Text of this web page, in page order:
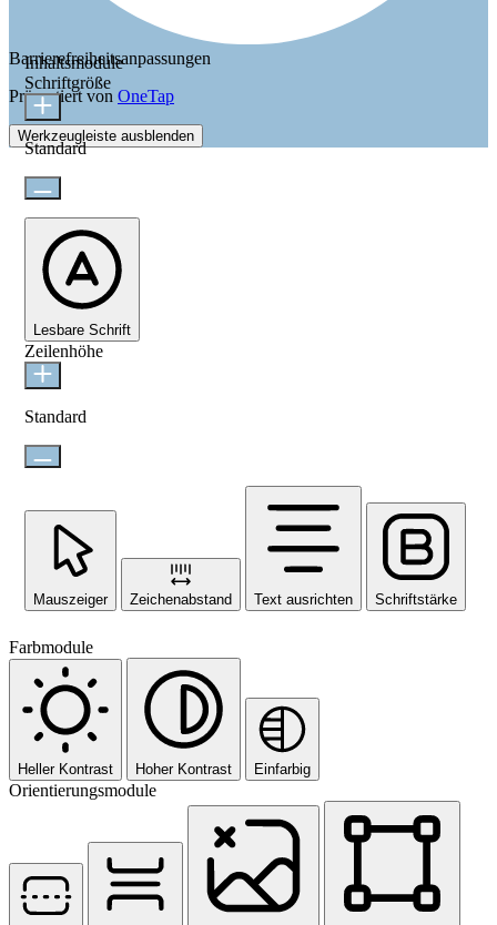
Barrierefreiheitsanpassungen
Präsentiert von OneTap
Werkzeugleiste ausblenden
Inhaltsmodule
Schriftgröße
Standard
Lesbare Schrift
Zeilenhöhe
Standard
Mauszeiger Zeichenabstand Text ausrichten Schriftstärke
Farbmodule
Heller Kontrast Hoher Kontrast Einfarbig
Orientierungsmodule